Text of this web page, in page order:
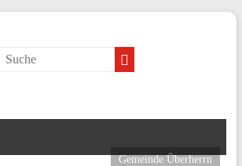
Gemeinde Überherrn